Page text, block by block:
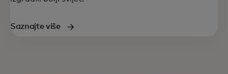
Saznajte više